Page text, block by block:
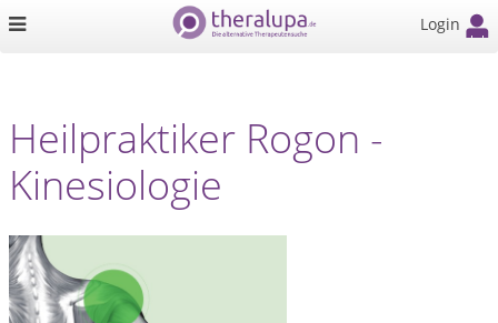
Login
Heilpraktiker Rogon -
Kinesiologie